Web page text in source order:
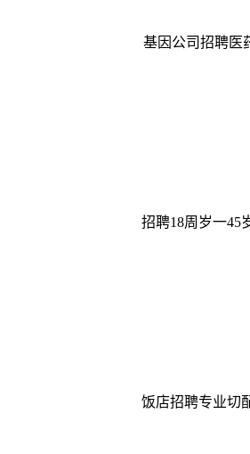
基因公司招聘医
招聘18周岁一45
饭店招聘专业切